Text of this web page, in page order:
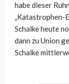
habe dieser
„Katastrophen-
Schalke heute
dann zu Union
Schalke